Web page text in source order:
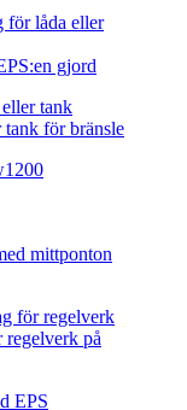
gjord
för bränsle
mittponton
regelverk på